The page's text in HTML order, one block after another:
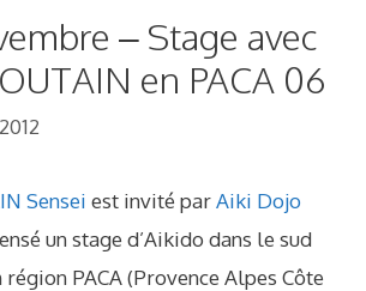
– Stage avec
en PACA 06
Sensei est invité parAiki Dojo
un stage d’Aikido dans le sud
région PACA (Provence Alpes Côte